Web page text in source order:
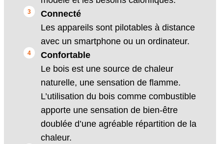
Connecté
Les appareils sont pilotables à distance
avec un smartphone ou un ordinateur.
Confortable
Le bois est une source de chaleur
naturelle, une sensation de flamme.
L’utilisation du bois comme combustible
apporte une sensation de bien-être
doublée d’une agréable répartition de la
chaleur.